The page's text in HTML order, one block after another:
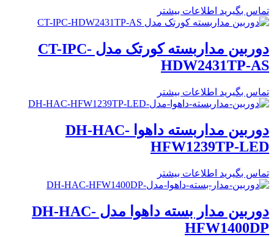
تماس بگیرید اطلاعات بیشتر
دوربین مداربسته کورتک مدل CT-IPC-
HDW2431TP-AS
تماس بگیرید اطلاعات بیشتر
دوربین مداربسته داهوا DH-HAC-
HFW1239TP-LED
تماس بگیرید اطلاعات بیشتر
دوربین مدار بسته داهوا مدل DH-HAC-
HFW1400DP